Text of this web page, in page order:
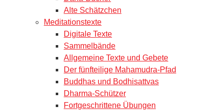
Alte Schätzchen
Meditationstexte
Digitale Texte
Sammelbände
Allgemeine Texte und Gebete
Der fünfteilige Mahamudra-Pfad
Buddhas und Bodhisattvas
Dharma-Schützer
Fortgeschrittene Übungen